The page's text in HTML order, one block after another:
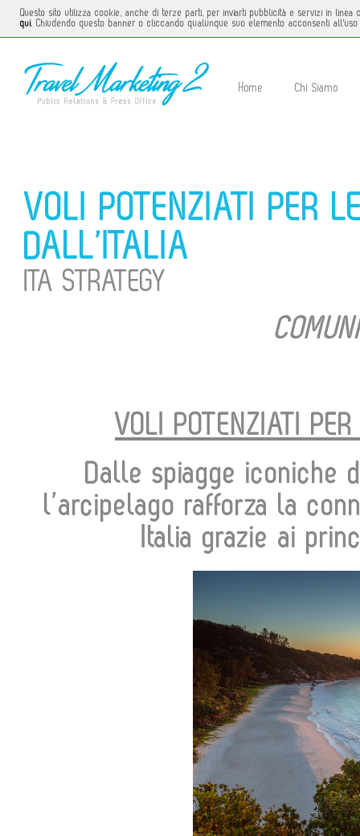
Questo sito utilizza cookie, anche di terze parti, per inviarti pubblicità e servizi in
qui. Chiudendo questo banner o cliccando qualunque suo elemento acconsenti
Home Chi Siamo
VOLI POTENZIATI PER
DALL’ITALIA
ITA STRATEGY
VOLI POTENZIATI
Dalle spiagge iconiche
l’arcipelago rafforza la
Italia grazie ai